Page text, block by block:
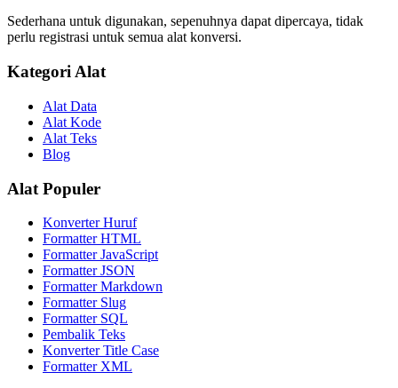
Sederhana untuk digunakan, sepenuhnya dapat dipercaya, tidak
perlu registrasi untuk semua alat konversi.
Kategori Alat
Alat Data
Alat Kode
Alat Teks
Blog
Alat Populer
Konverter Huruf
Formatter HTML
Formatter JavaScript
Formatter JSON
Formatter Markdown
Formatter Slug
Formatter SQL
Pembalik Teks
Konverter Title Case
Formatter XML